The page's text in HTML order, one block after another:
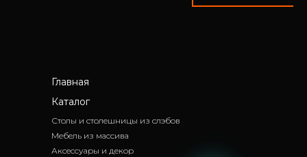
Главная
Каталог
Столы и столешницы из слэбов
Мебель из массива
Аксессуары и декор